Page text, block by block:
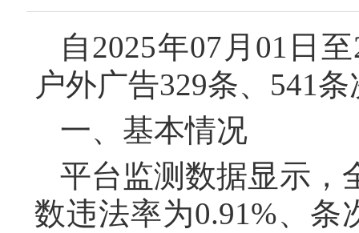
自2025年07月01日
户外广告329条、541
一、基本情况
平台监测数据显示，
数违法率为0.91%、条